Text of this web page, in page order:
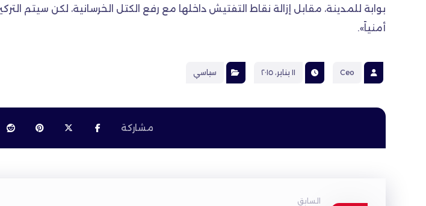
بوابة للمدينة، مقابل إزالة نقاط التفتيش داخلها مع رفع الكتل الخرسانية، لكن
أمنياً».
Ceo ١١ يناير، ٢٠١٥ سياسي
السابق